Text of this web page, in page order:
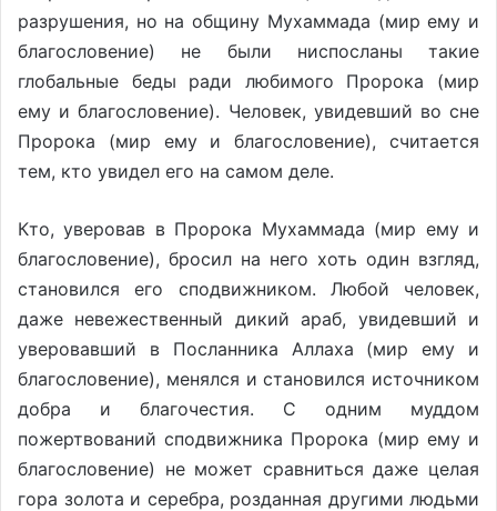
разрушения, но на общину Мухаммада (мир ему и
благословение) не были ниспосланы такие
глобальные беды ради любимого Пророка (мир
ему и благословение). Человек, увидевший во сне
Пророка (мир ему и благословение), считается
тем, кто увидел его на самом деле.
Кто, уверовав в Пророка Мухаммада (мир ему и
благословение), бросил на него хоть один взгляд,
становился его сподвижником. Любой человек,
даже невежественный дикий араб, увидевший и
уверовавший в Посланника Аллаха (мир ему и
благословение), менялся и становился источником
добра и благочестия. С одним муддом
пожертвований сподвижника Пророка (мир ему и
благословение) не может сравниться даже целая
гора золота и серебра, розданная другими людьми